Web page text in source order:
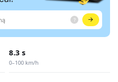
8.3 s
0–100 km/h